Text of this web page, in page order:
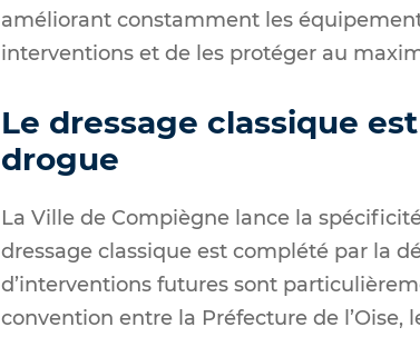
améliorant constamment les
interventions et de les protéger au
Le dressage classique
drogue
La Ville de Compiègne lance la
dressage classique est complété par la
d’interventions futures sont
convention entre la Préfecture de